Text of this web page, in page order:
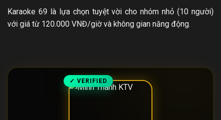
Karaoke 69 là lựa chọn tuyệt vời cho nhóm nhỏ (10 người)
với giá từ 120.000 VNĐ/giờ và không gian năng động.
✓ VERIFIED